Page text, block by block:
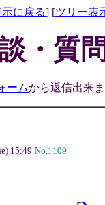
に戻る] [ツリー表
・質
ームから返信出来
15:49 No.1109